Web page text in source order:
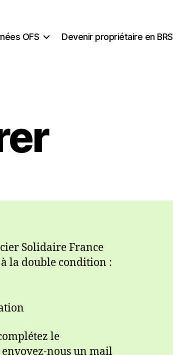
OFS Devenir propriétaire en BRS
Solidaire France
la double condition :
le
nous un mail